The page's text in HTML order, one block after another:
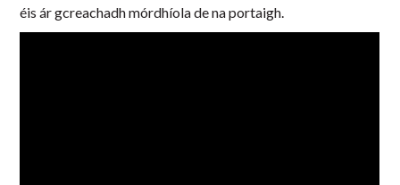
éis ár gcreachadh mórdhíola de na portaigh.